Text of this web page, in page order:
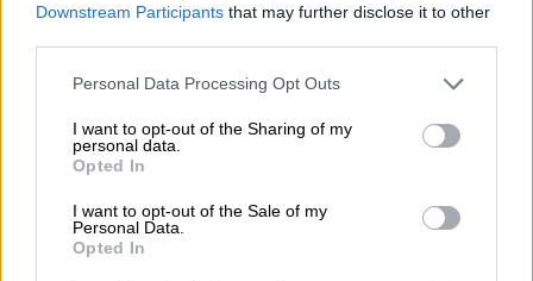
Downstream Participants that may further disclose it to other
Please note that this website/app uses one or more Google
not limited to your visit or usage behaviour. You may click to
grant or deny consent to Google and its third-party tags to
use your data for below specified purposes in below Google
consent section.
Personal Data Processing Opt Outs
I want to opt-out of the Sharing of my
personal data.
Opted In
I want to opt-out of the Sale of my
Personal Data.
Opted In
Τι απαντά η ΣΤΑΣΥ για τη στατικότητα
της οροφής στον σταθμό ΗΣΑΠ
«Μοναστηράκι»
δημοσιεύματα